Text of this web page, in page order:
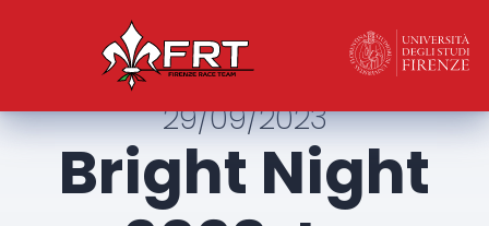
29/09/2023
Bright Night